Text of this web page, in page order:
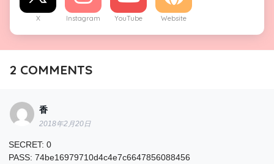
X Instagram YouTube Website
2 COMMENTS
香
2018年2月20日
SECRET: 0
PASS: 74be16979710d4c4e7c6647856088456